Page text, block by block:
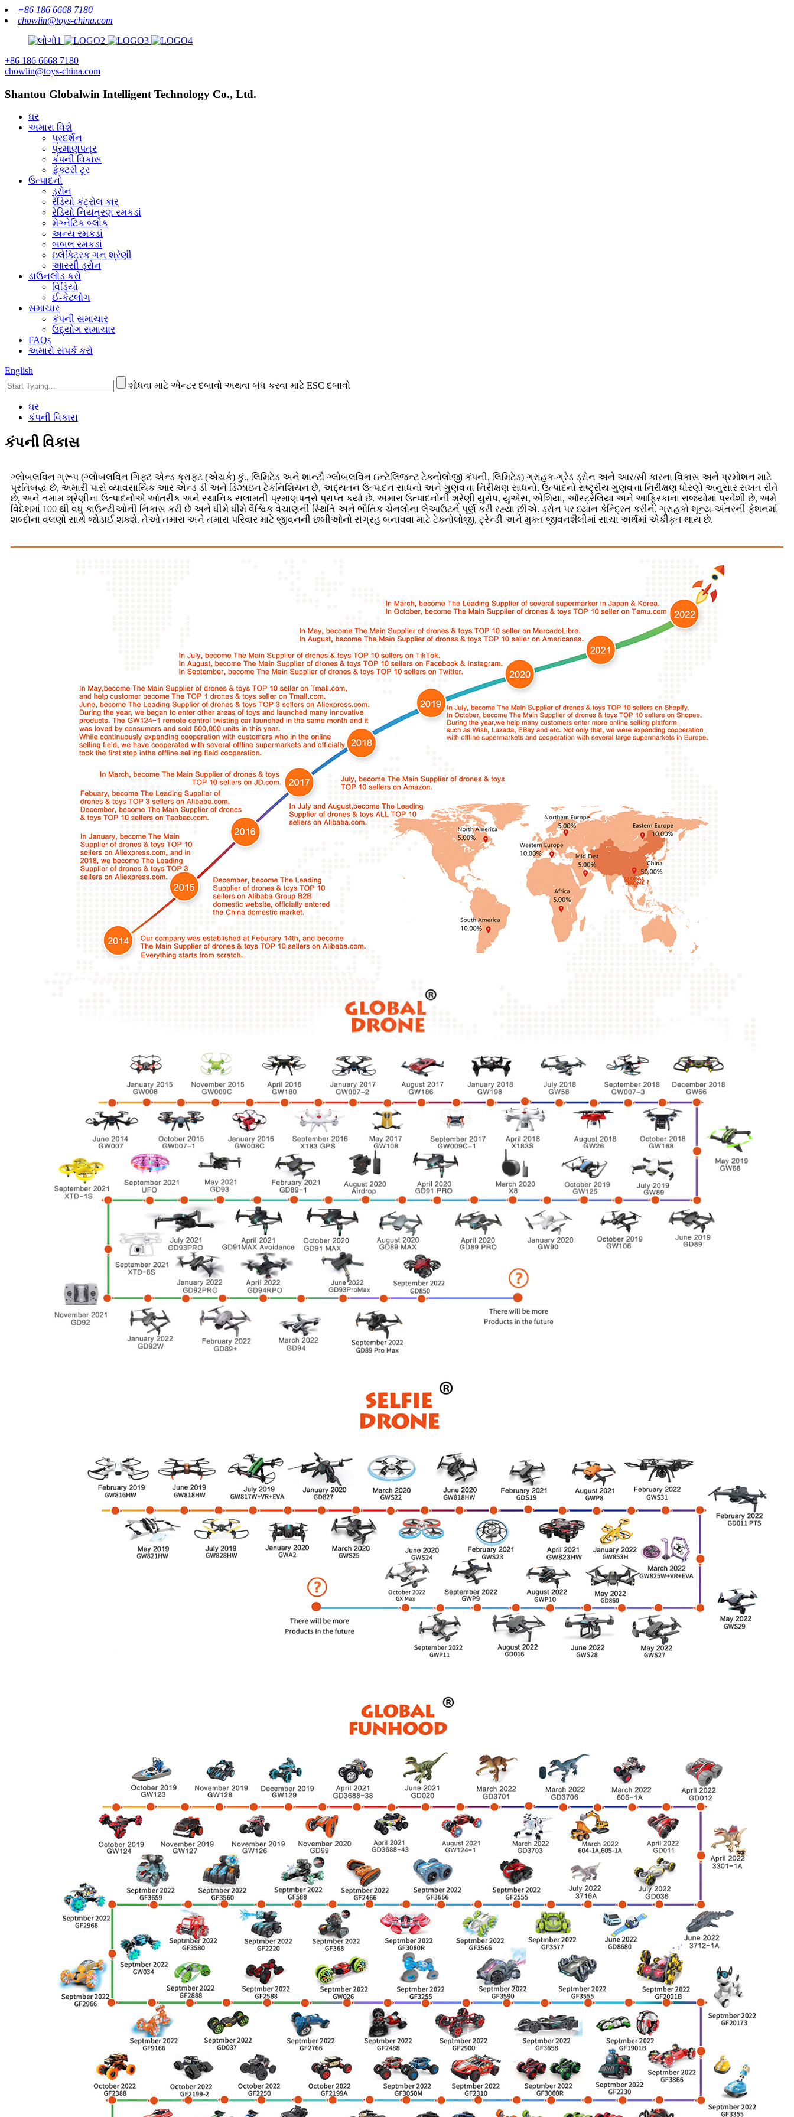
+86 186 6668 7180
chowlin@toys-china.com
+86 186 6668 7180
chowlin@toys-china.com
Shantou Globalwin Intelligent Technology Co., Ltd.
ઘર
અમારા વિશે
પ્રદર્શન
પ્રમાણપત્ર
કંપની વિકાસ
ફેક્ટરી ટૂર
ઉત્પાદનો
ડ્રોન
રેડિયો કંટ્રોલ કાર
રેડિયો નિયંત્રણ રમકડાં
મેગ્નેટિક બ્લોક
અન્ય રમકડાં
બબલ રમકડાં
ઇલેક્ટ્રિક ગન શ્રેણી
આરસી ડ્રોન
ડાઉનલોડ કરો
વિડિયો
ઈ-કેટલોગ
સમાચાર
કંપની સમાચાર
ઉદ્યોગ સમાચાર
FAQs
અમારો સંપર્ક કરો
English
શોધવા માટે એન્ટર દબાવો અથવા બંધ કરવા માટે ESC દબાવો
ઘર
કંપની વિકાસ
કંપની વિકાસ
ગ્લોબલવિન ગ્રૂપ (ગ્લોબલવિન ગિફ્ટ એન્ડ ક્રાફ્ટ (એચકે) કું., લિમિટેડ અને શાન્ટૌ ગ્લોબલવિન ઇન્ટેલિજન્ટ ટેક્નોલોજી કંપની, લિમિટેડ) ગ્રાહક-ગ્રેડ ડ્રોન અને આર/સી કારના વિકાસ અને પ્રમોશન માટે
પ્રતિબદ્ધ છે, અમારી પાસે વ્યાવસાયિક આર એન્ડ ડી અને ડિઝાઇન ટેકનિશિયન છે, અદ્યતન ઉત્પાદન સાધનો અને ગુણવત્તા નિરીક્ષણ સાધનો. ઉત્પાદનો રાષ્ટ્રીય ગુણવત્તા નિરીક્ષણ ધોરણો અનુસાર સખત રીતે
છે, અને તમામ શ્રેણીના ઉત્પાદનોએ આંતરીક અને સ્થાનિક સલામતી પ્રમાણપત્રો પ્રાપ્ત કર્યા છે. અમારા ઉત્પાદનોની શ્રેણી યુરોપ, યુએસ, એશિયા, ઑસ્ટ્રેલિયા અને આફ્રિકાના રાજ્યોમાં પ્રવેશી છે, અમે
વિદેશમાં 100 થી વધુ કાઉન્ટીઓની નિકાસ કરી છે અને ધીમે ધીમે વૈશ્વિક વેચાણની સ્થિતિ અને ભૌતિક ચેનલોના લેઆઉટને પૂર્ણ કરી રહ્યા છીએ. ડ્રોન પર ધ્યાન કેન્દ્રિત કરીને, ગ્રાહકો શૂન્ય-અંતરની ફેશનમાં
શબ્દોના વલણો સાથે જોડાઈ શકશે. તેઓ તમારા અને તમારા પરિવાર માટે જીવનની છબીઓનો સંગ્રહ બનાવવા માટે ટેક્નોલોજી, ટ્રેન્ડી અને મુક્ત જીવનશૈલીમાં સાચા અર્થમાં એકીકૃત થાય છે.